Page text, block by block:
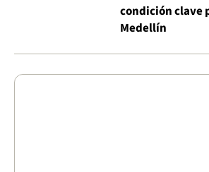
condición clave
Medellín